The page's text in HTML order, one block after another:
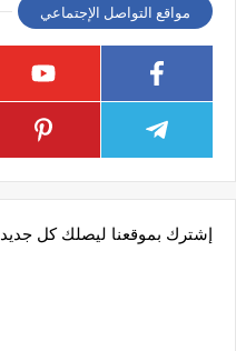
مواقع التواصل الإجتماعي
إشترك بموقعنا ليصلك كل جديد Subscribe Us